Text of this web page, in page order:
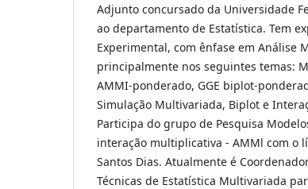
Adjunto concursado da Universidade
ao departamento de Estatística. Tem
Experimental, com ênfase em Análise
principalmente nos seguintes temas:
AMMI-ponderado, GGE biplot-
Simulação Multivariada, Biplot e
Participa do grupo de Pesquisa
interação multiplicativa - AMMl com o
Santos Dias. Atualmente é
Técnicas de Estatística Multivariada